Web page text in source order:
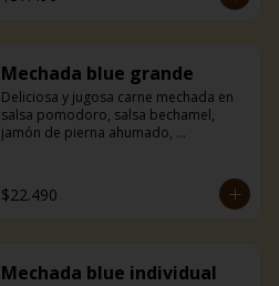
combinación puede ofrecerte.
Mechada blue grande
Deliciosa y jugosa carne mechada en
salsa pomodoro, salsa bechamel,
jamón de pierna ahumado,
sabor sutil y único que solo esta
combinación puede ofrecerte.
$22.490
Mechada blue individual